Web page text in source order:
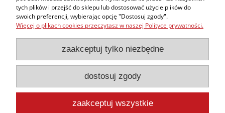
Sprzęt ratowniczy dla służb mundurowych
Apteczki pierwszej pomocy
, ale w naszej ofercie znajdą Państwo także inne produkty medyczne
najwyższej jakości, takie jak sprzęt do ewakuacji czy nowoczesne środki do
opatrywania oparzeń i krwotoków.
tych plików i przejść do sklepu lub dostosować użycie plików do
swoich preferencji, wybierając opcję "Dostosuj zgody".
Więcej o plikach cookies przeczytasz w naszej Polityce prywatności.
zaakceptuj tylko niezbędne
dostosuj zgody
zaakceptuj wszystkie